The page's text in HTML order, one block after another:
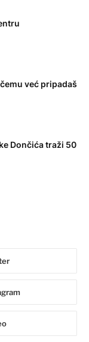
već pripadaš
Dončića traži 50